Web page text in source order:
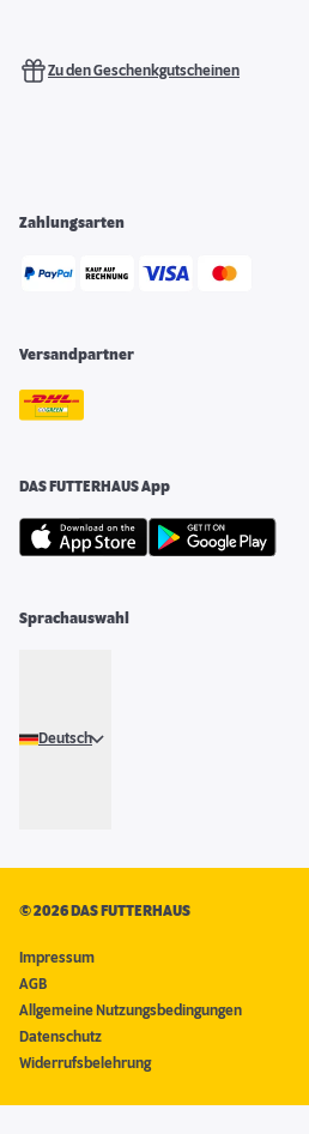
Zu den Geschenkgutscheinen
Zahlungsarten
Versandpartner
DAS FUTTERHAUS App
Sprachauswahl
Deutsch
©2026 DAS FUTTERHAUS
Impressum
AGB
Allgemeine Nutzungsbedingungen
Datenschutz
Widerrufsbelehrung